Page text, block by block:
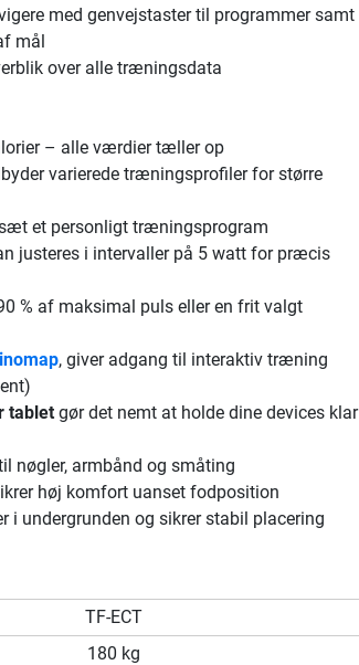
med genvejstaster til programmer samt
mål
over alle træningsdata
– alle værdier tæller op
varierede træningsprofiler for større
et personligt træningsprogram
justeres i intervaller på 5 watt for præcis
% af maksimal puls eller en frit valgt
, giver adgang til interaktiv træning
tabletgør det nemt at holde dine devices klar
nøgler, armbånd og småting
høj komfort uanset fodposition
undergrunden og sikrer stabil placering
TF-ECT
180 kg